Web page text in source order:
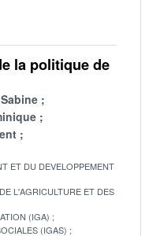
la politique de
ET DU DEVELOPPEMENT
L'AGRICULTURE ET DES
(IGA)
(IGAS)